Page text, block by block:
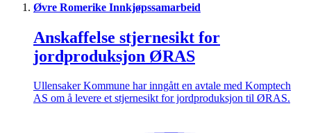
Øvre Romerike Innkjøpssamarbeid
Anskaffelse stjernesikt for
jordproduksjon ØRAS
Ullensaker Kommune har inngått en avtale med Komptech
AS om å levere et stjernesikt for jordproduksjon til ØRAS.